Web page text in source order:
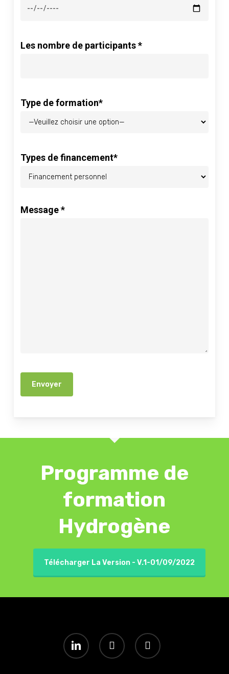
Les nombre de participants *
Type de formation*
Types de financement*
Message *
Programme de
formation
Hydrogène
Télécharger La Version - V.1-01/09/2022
linkedin youtube instagram